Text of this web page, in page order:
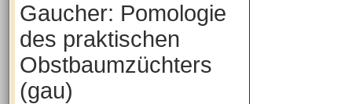
Gaucher: Pomologie
des praktischen
Obstbaumzüchters
(gau)